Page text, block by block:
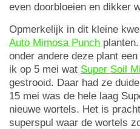
even doorbloeien en dikker
Opmerkelijk in dit kleine
Auto Mimosa Punch
onder andere deze plant
ik op 5 mei wat Super Soil
gestrooid. Daar had ze
15 mei was de hele laag
nieuwe wortels. Het is
superspul waar de wortels